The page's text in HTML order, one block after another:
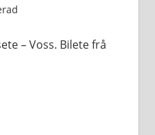
– Voss. Bilete frå